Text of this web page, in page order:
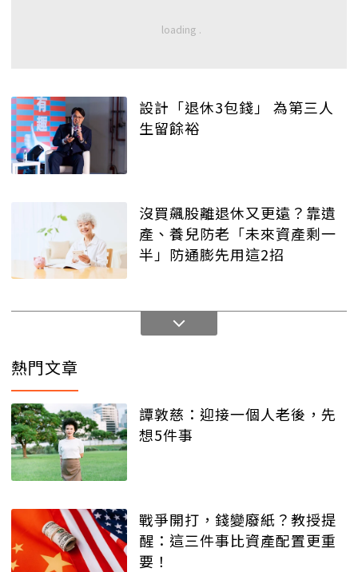
設計「退休3包錢」 為第三人
生留餘裕
沒買飆股離退休又更遠？靠遺
產、養兒防老「未來資產剩一
半」防通膨先用這2招
熱門文章
譚敦慈：迎接一個人老後，先
想5件事
戰爭開打，錢變廢紙？教授提
醒：這三件事比資產配置更重
要！